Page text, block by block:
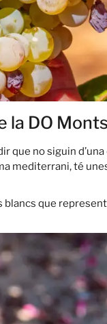
la DO
que no siguin
mediterrani, té
que